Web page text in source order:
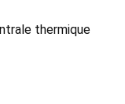
thermique